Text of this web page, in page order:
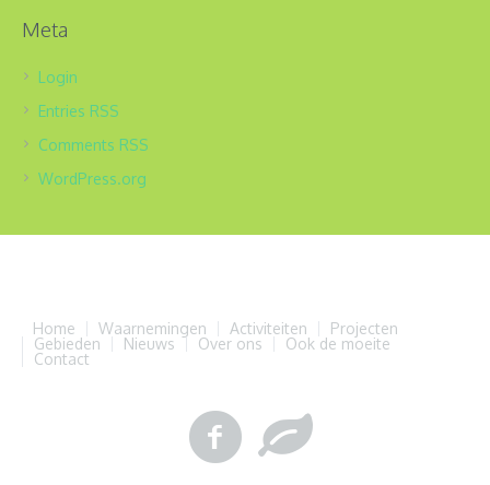
Meta
Login
Entries RSS
Comments RSS
WordPress.org
Home Waarnemingen Activiteiten
Projecten
Gebieden
Nieuws Over ons
Ook de moeite
Contact